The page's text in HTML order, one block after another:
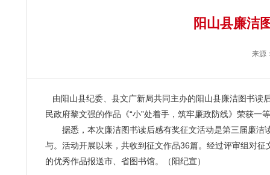
阳山县廉洁
来源
由阳山县纪委、县文广新局共同主办的阳山县廉洁图书读
民政府黎文强的作品《“小”处着手，筑牢廉政防线》荣获一
据悉，本次廉洁图书读后感有奖征文活动是第三届廉洁
与。活动开展以来，共收到征文作品36篇。经过评审组对
的优秀作品报送市、省图书馆。（阳纪宣）